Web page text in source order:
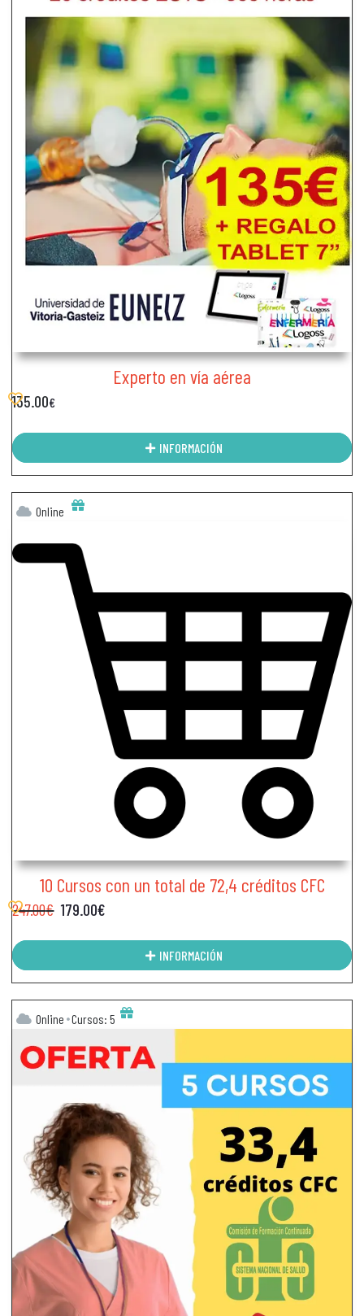
Experto en vía aérea
135.00€
INFORMACIÓN
Online
10 Cursos con un total de 72,4 créditos CFC
247.00€ 179.00€
INFORMACIÓN
Online Cursos: 5